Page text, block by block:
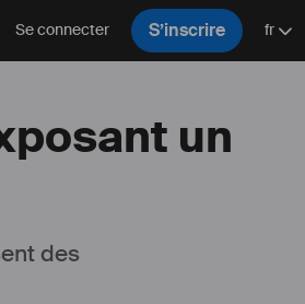
Se connecter S’inscrire fr
un
des